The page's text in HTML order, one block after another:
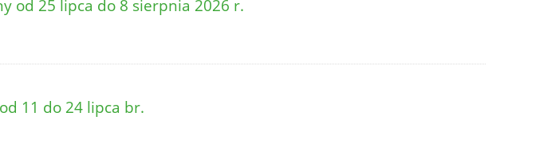
od 25 lipca do 8 sierpnia 2026 r.
11 do 24 lipca br.